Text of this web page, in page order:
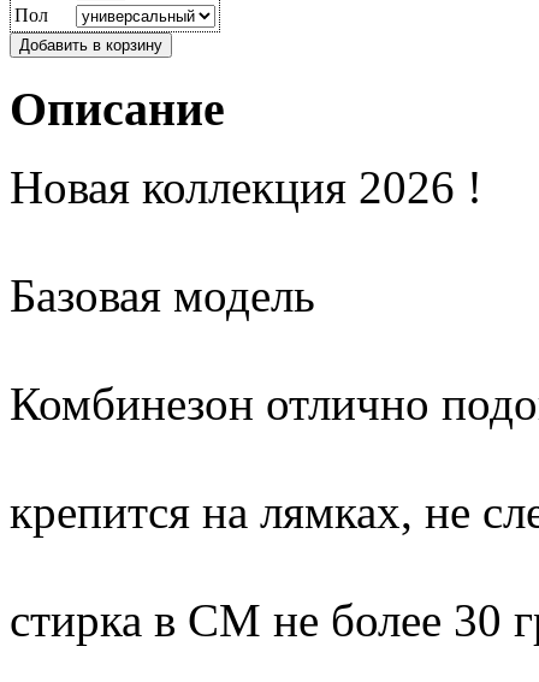
Пол
Описание
Новая коллекция 2026 !
Базовая модель
Комбинезон отлично
крепится на лямках, не
стирка в СМ не более 30